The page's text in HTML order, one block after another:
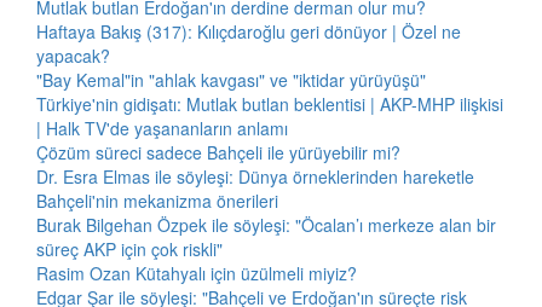
Mutlak butlan Erdoğan'ın derdine derman olur mu?
Haftaya Bakış (317): Kılıçdaroğlu geri dönüyor | Özel ne
yapacak?
"Bay Kemal"in "ahlak kavgası" ve "iktidar yürüyüşü"
Türkiye'nin gidişatı: Mutlak butlan beklentisi | AKP-MHP ilişkisi
| Halk TV'de yaşananların anlamı
Çözüm süreci sadece Bahçeli ile yürüyebilir mi?
Dr. Esra Elmas ile söyleşi: Dünya örneklerinden hareketle
Bahçeli'nin mekanizma önerileri
Burak Bilgehan Özpek ile söyleşi: "Öcalan’ı merkeze alan bir
süreç AKP için çok riskli"
Rasim Ozan Kütahyalı için üzülmeli miyiz?
Edgar Şar ile söyleşi: "Bahçeli ve Erdoğan'ın süreçte risk